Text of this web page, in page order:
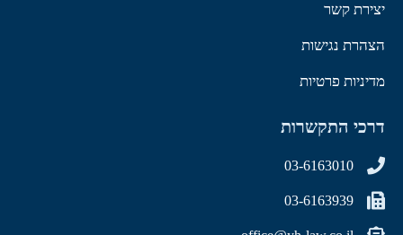
יצירת קשר
הצהרת נגישות
מדיניות פרטיות
דרכי התקשרות
03-6163010
03-6163939